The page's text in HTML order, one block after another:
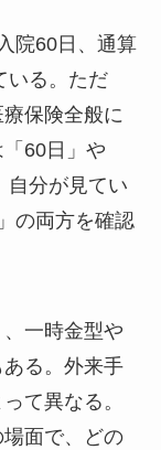
院60日、通算
いる。ただ
保険全般に
60日」や
自分が見てい
の両方を確認
一時金型や
る。外来手
て異なる。
面で、どの